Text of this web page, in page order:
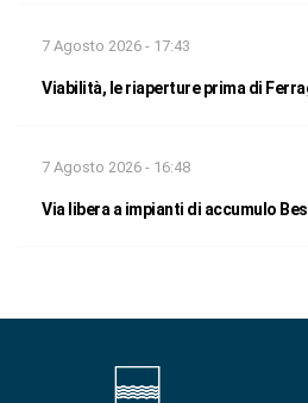
7 Agosto 2026 - 17:43
Viabilità, le riaperture prima di
7 Agosto 2026 - 16:48
Via libera a impianti di accumulo